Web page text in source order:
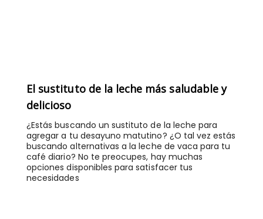
El sustituto de la leche más saludable y
delicioso
¿Estás buscando un sustituto de la leche para
agregar a tu desayuno matutino? ¿O tal vez estás
buscando alternativas a la leche de vaca para tu
café diario? No te preocupes, hay muchas
opciones disponibles para satisfacer tus
necesidades